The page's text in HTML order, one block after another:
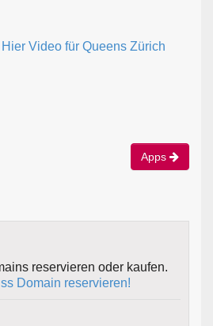
Video für Queens Zürich
Apps
reservieren oder kaufen.
Domain reservieren!